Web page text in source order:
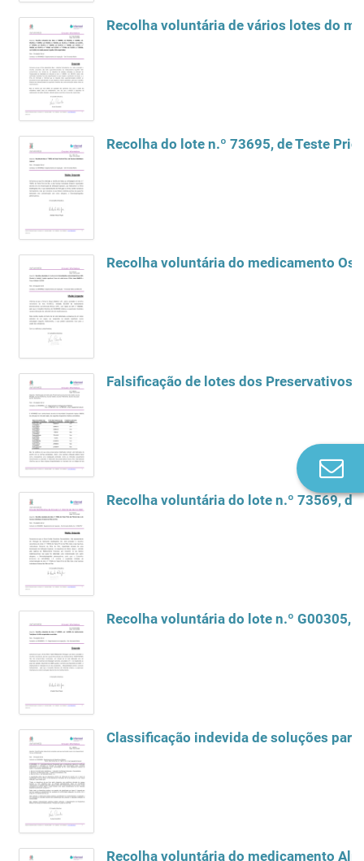
Recolha voluntária de vários lotes do
Recolha do lote n.º 73695, de Teste
Falsificação de lotes dos Preservativos
Recolha voluntária do lote n.º 73569,
Recolha voluntária do lote n.º G00305,
Classificação indevida de soluções
Recolha voluntária do medicamento